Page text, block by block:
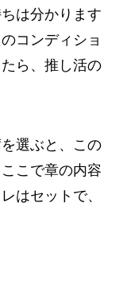
は分かります
コンディショ
ら、推し活の
選ぶと、この
こで章の内容
はセットで、